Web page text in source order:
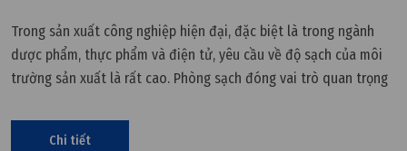
Trong sản xuất công nghiệp hiện đại, đặc biệt là trong ngành
dược phẩm, thực phẩm và điện tử, yêu cầu về độ sạch của môi
trường sản xuất là rất cao. Phòng sạch đóng vai trò quan trọng
Chi tiết